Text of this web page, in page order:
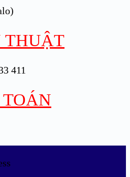
THUẬT
411